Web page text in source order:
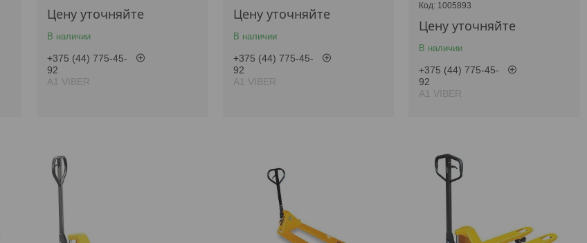
Цену уточняйте
В наличии
+375 (44) 775-45-
92
А1 VIBER
Цену уточняйте
В наличии
+375 (44) 775-45-
92
А1 VIBER
1005893
Цену уточняйте
В наличии
+375 (44) 775-45-
92
А1 VIBER